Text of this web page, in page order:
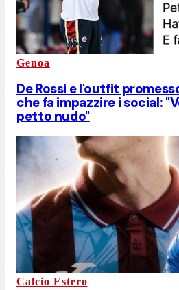
Genoa
De Rossi e l'outfit
che fa impazzire i social:
petto nudo"
Calcio Estero